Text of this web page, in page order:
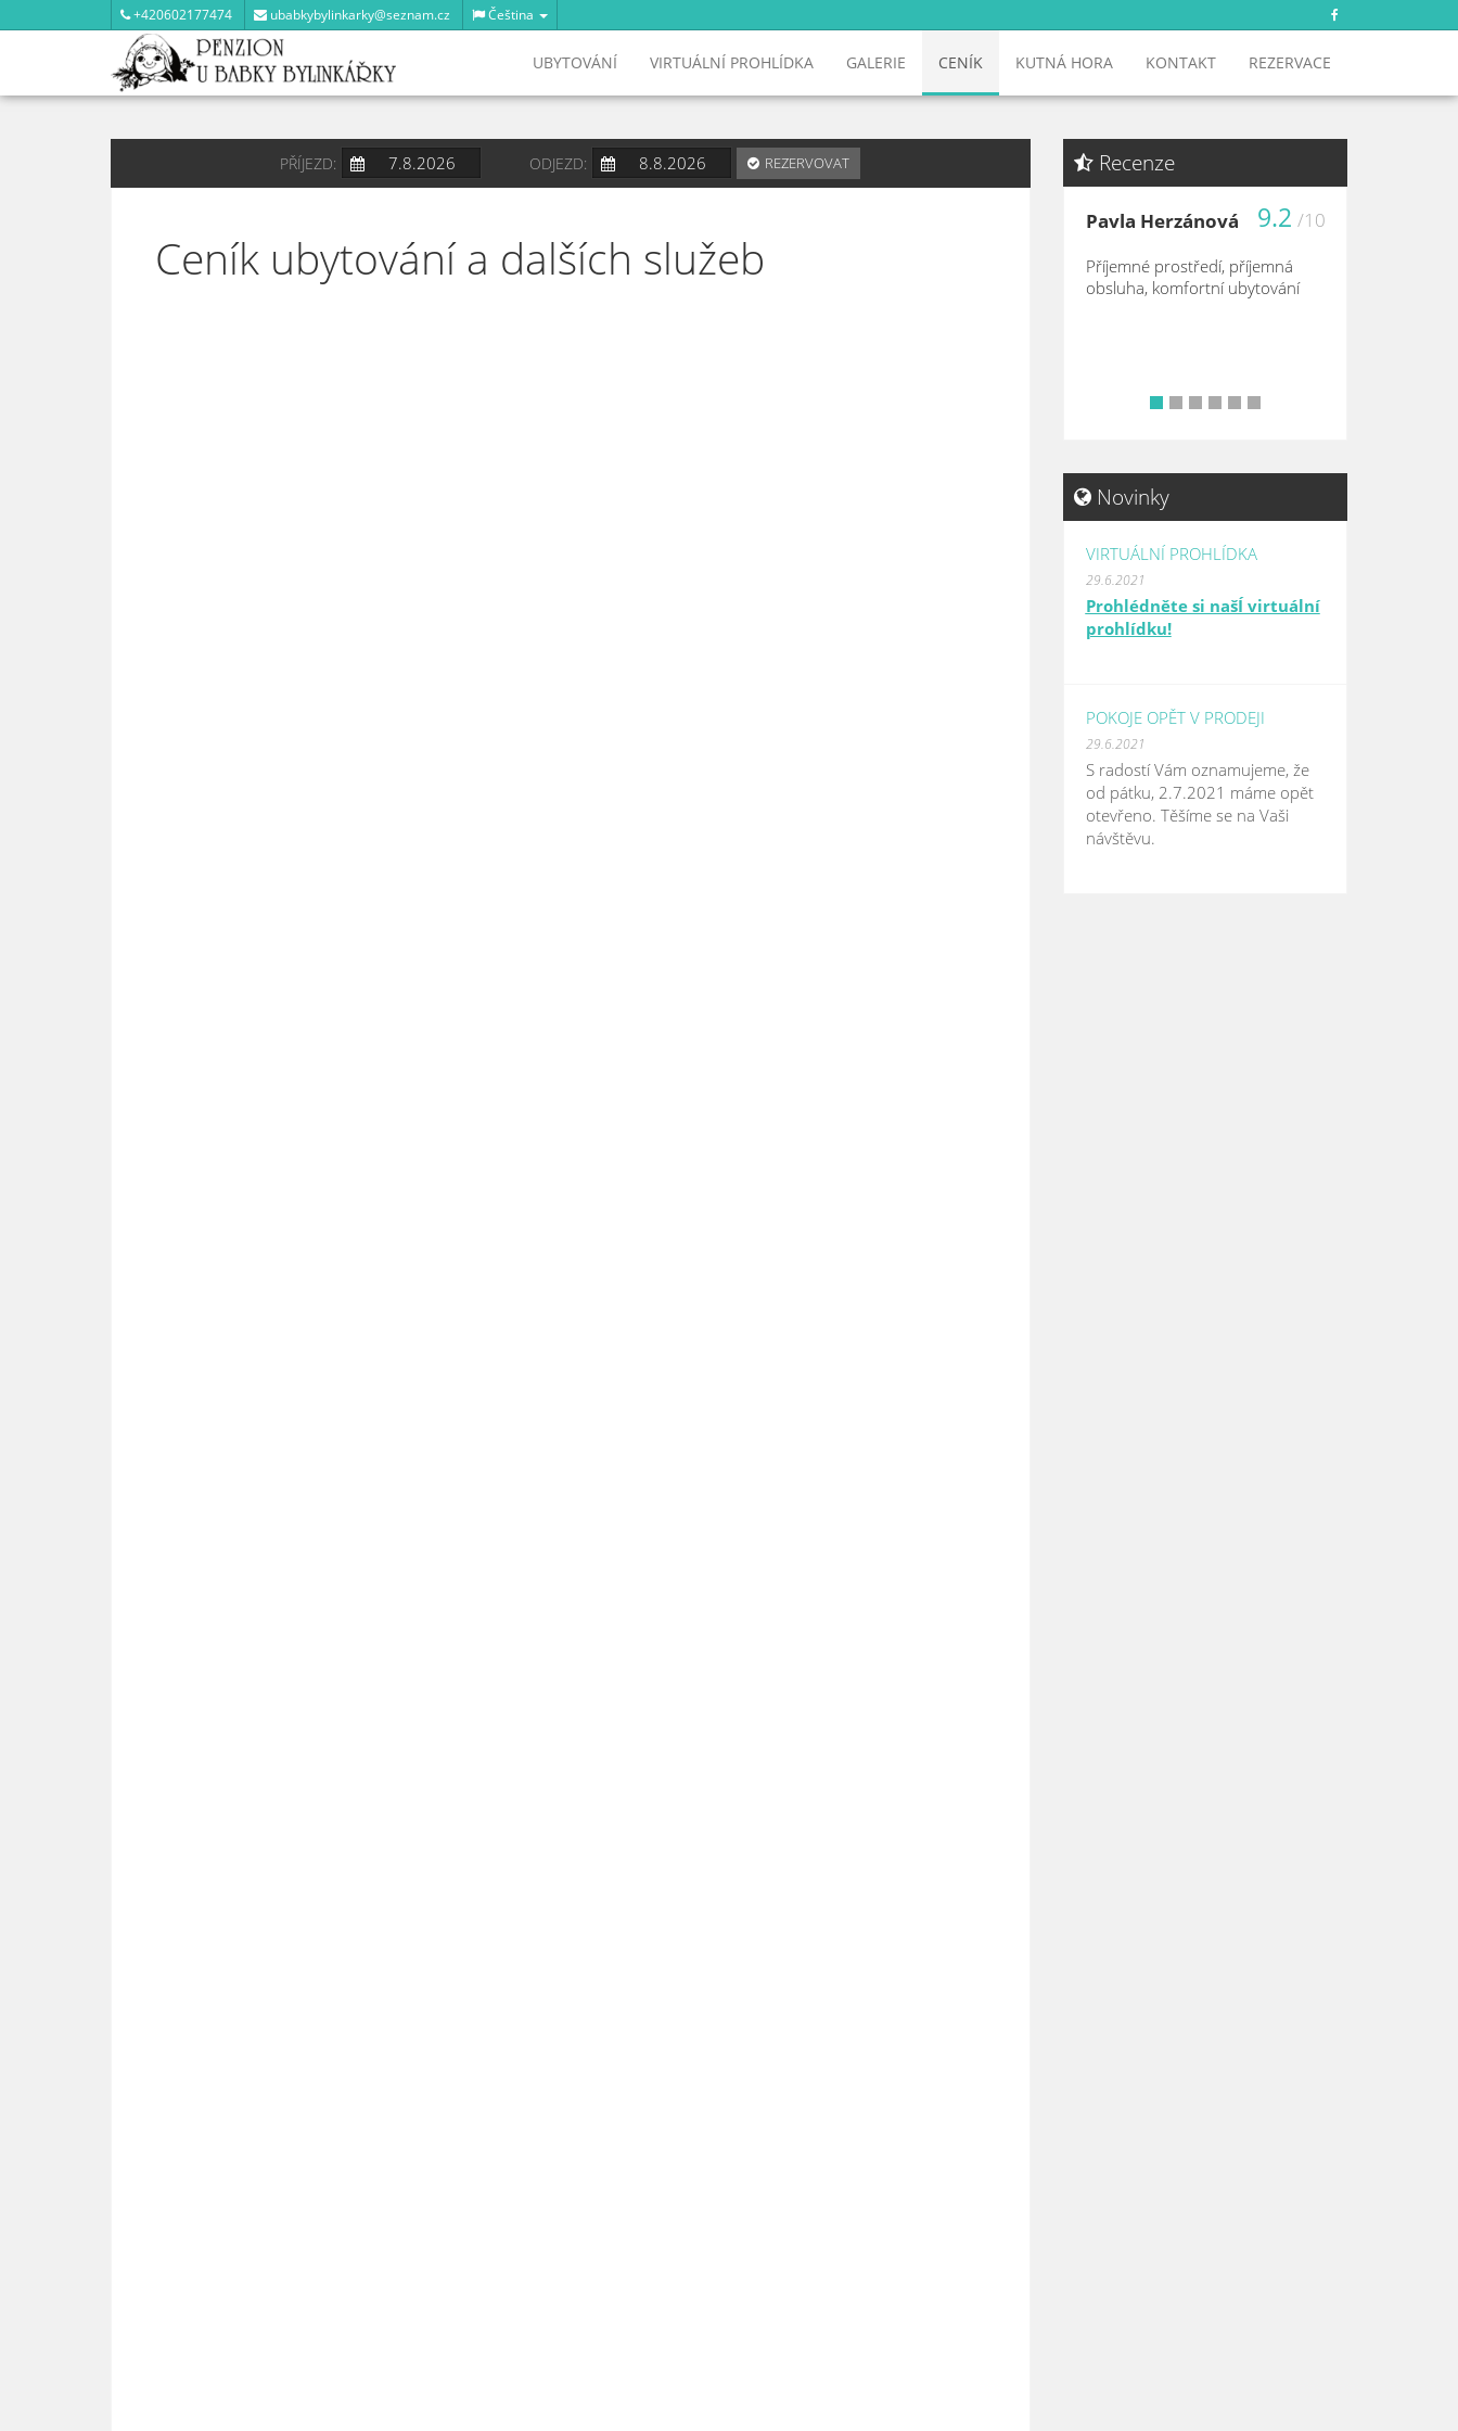
+420602177474 ubabkybylinkarky@seznam.cz Čeština
UBYTOVÁNÍ VIRTUÁLNÍ PROHLÍDKA GALERIE CENÍK KUTNÁ HORA KONTAKT REZERVACE
PŘÍJEZD: ODJEZD: REZERVOVAT
Ceník ubytování a dalších služeb
Recenze
Pavla Herzánová 9.2 /10
Příjemné prostředí, příjemná
obsluha, komfortní ubytování
• • • • • •
Novinky
VIRTUÁLNÍ PROHLÍDKA
29.6.2021
Prohlédněte si našÍ virtuální
prohlídku!
POKOJE OPĚT V PRODEJI
29.6.2021
S radostí Vám oznamujeme, že
od pátku, 2.7.2021 máme opět
otevřeno. Těšíme se na Vaši
návštěvu.